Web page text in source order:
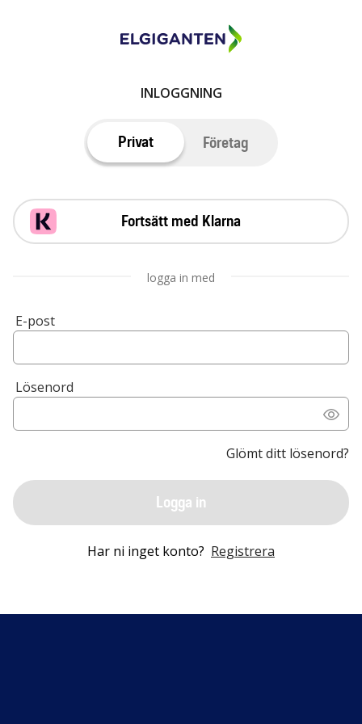
INLOGGNING
Privat Företag
Fortsätt med Klarna
logga in med
E-post
Lösenord
Glömt ditt lösenord?
Logga in
Har ni inget konto? Registrera